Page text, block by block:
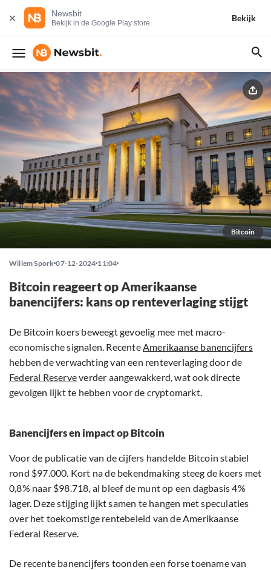
Newsbit
Bekijk in de Google Play store
Bekijk
Bitcoin
Willem Spork 07-12-2024 11:04
Bitcoin reageert op Amerikaanse
banencijfers: kans op renteverlaging stijgt
De Bitcoin koers beweegt gevoelig mee met macro-
economische signalen. RecenteAmerikaanse banencijfers
hebben de verwachting van een renteverlaging door de
Federal Reserveverder aangewakkerd, wat ook directe
gevolgen lijkt te hebben voor de cryptomarkt.
Banencijfers en impact op Bitcoin
Voor de publicatie van de cijfers handelde Bitcoin stabiel
rond $97.000. Kort na de bekendmaking steeg de koers met
0,8% naar $98.718, al bleef de munt op een dagbasis 4%
lager. Deze stijging lijkt samen te hangen met speculaties
over het toekomstige rentebeleid van de Amerikaanse
Federal Reserve.
De recente banencijfers toonden een forse toename van